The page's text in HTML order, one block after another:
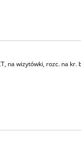
na wizytówki, rozc. na kr.